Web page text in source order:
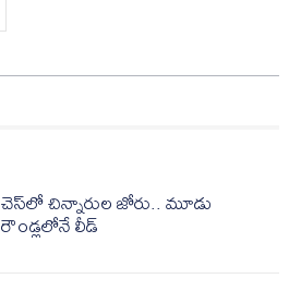
చెస్‌లో చిన్నారుల జోరు.. మూడు
రౌండ్లలోనే లీడ్